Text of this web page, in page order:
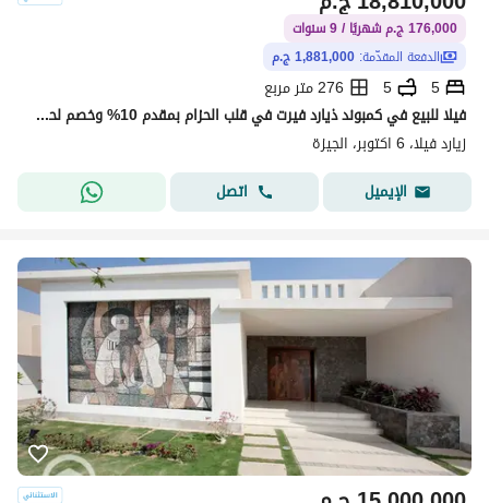
176,000 ج.م شهريًا / 9 سنوات
الدفعة المقدّمة: 1,881,000 ج.م
5
5
276 متر مربع
فيلا للبيع في كمبوند ذيارد فيرت في قلب الحزام بمقدم 10% وخصم لحد 20 %
زيارد فيلا، 6 اكتوبر، الجيزة
الإيميل
اتصل